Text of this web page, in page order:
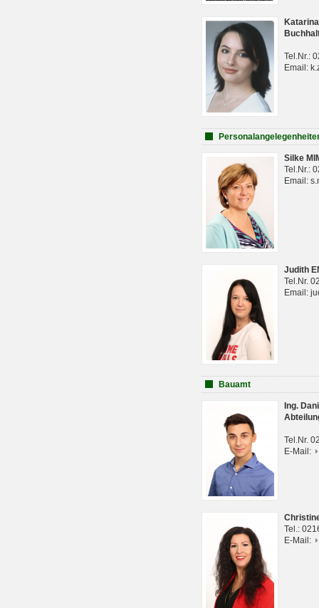
Tel.Nr.:
Email:
Silke
Tel.Nr.:
Email:
Judith
Tel.Nr.
Email:
Bauamt
Ing.
Tel.Nr.
E-Mail:
Tel.:
E-Mail: